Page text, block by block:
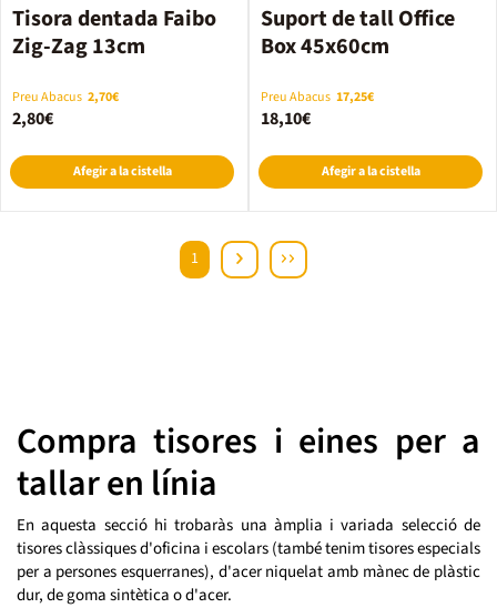
Tisora dentada Faibo
Zig-Zag 13cm
Preu Abacus 2,70€
2,80€
Afegir a la cistella
Suport de tall Office
Box 45x60cm
Preu Abacus 17,25€
18,10€
Afegir a la cistella
1
Compra tisores i eines per a
tallar en línia
En aquesta secció hi trobaràs una àmplia i variada selecció de
tisores clàssiques d'oficina i escolars (també tenim tisores especials
per a persones esquerranes), d'acer niquelat amb mànec de plàstic
dur, de goma sintètica o d'acer.